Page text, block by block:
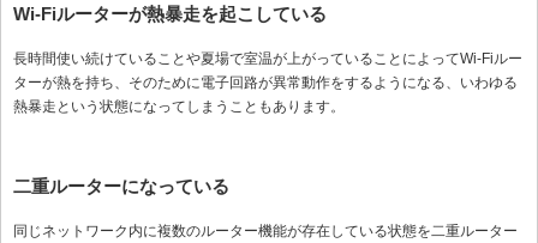
Wi-Fiルーターが熱暴走を起こしている
長時間使い続けていることや夏場で室温が上がっていることによってWi-Fiルー
ターが熱を持ち、そのために電子回路が異常動作をするようになる、いわゆる
熱暴走という状態になってしまうこともあります。
二重ルーターになっている
同じネットワーク内に複数のルーター機能が存在している状態を二重ルーター